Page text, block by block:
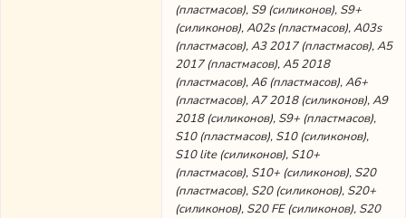
(пластмасов), S9 (силиконов), S9+
(силиконов), A02s (пластмасов), A03s
(пластмасов), A3 2017 (пластмасов), A5
2017 (пластмасов), A5 2018
(пластмасов), A6 (пластмасов), A6+
(пластмасов), A7 2018 (силиконов), A9
2018 (силиконов), S9+ (пластмасов),
S10 (пластмасов), S10 (силиконов),
S10 lite (силиконов), S10+
(пластмасов), S10+ (силиконов), S20
(пластмасов), S20 (силиконов), S20+
(силиконов), S20 FE (силиконов), S20